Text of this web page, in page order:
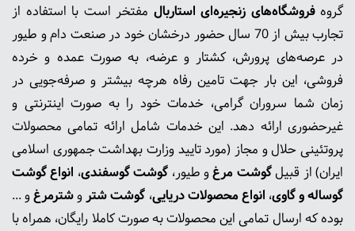
گروهفروشگاه‌های زنجیره‌ای استاربال مفتخر است با استفاده از
تجارب بیش از 70 سال حضور درخشان خود در صنعت دام و طیور
در عرصه‌های پرورش، کشتار و عرضه، به صورت عمده و خرده
فروشی، این بار جهت تامین رفاه هرچه بیشتر و صرفه‌جویی در
زمان شما سروران گرامی، خدمات خود را به صورت اینترنتی و
غیرحضوری ارائه دهد. این خدمات شامل ارائه تمامی محصولات
پروتئینی حلال و مجاز (مورد تایید وزارت بهداشت جمهوری اسلامی
ایران) از قبیلگوشت‌ مرغو طیور، گوشت گوسفندی، انواع گوشت
گوساله و گاوی، انواع محصولات دریایی، گوشت شتروشترمرغو ...
بوده که ارسال تمامی این محصولات به صورت کاملا رایگان، همراه با